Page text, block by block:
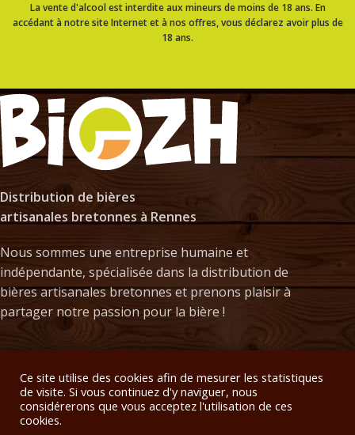
La vente d'alcool est interdite aux mineurs de moins de 18 ans. En
accédant à notre site Internet et à nos offres, vous déclarez avoir plus de
18 ans.
Distribution de bières
artisanales bretonnes à Rennes
Nous sommes une entreprise humaine et
indépendante, spécialisée dans la distribution de
bières artisanales bretonnes et prenons plaisir à
partager notre passion pour la bière !
NOS PRODUITS
LIVRAISON
Ce site utilise des cookies afin de mesurer les statistiques
de visite. Si vous continuez d'y naviguer, nous
considérerons que vous acceptez l'utilisation de ces
cookies.